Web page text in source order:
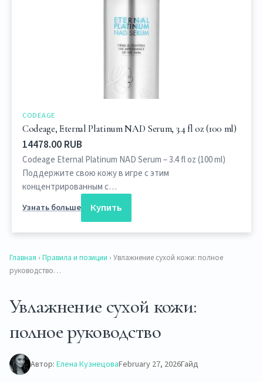
CODEAGE
Codeage, Eternal Platinum NAD Serum, 3.4 fl oz (100 ml)
14478.00 RUB
Codeage Eternal Platinum NAD Serum – 3.4 fl oz (100 ml)
Поддержите свою кожу в игре с этим
концентрированным с…
Узнать больше
Купить
Главная › Правила и позиции › Увлажнение сухой кожи: полное
руководство…
Увлажнение сухой кожи:
полное руководство
Автор: Елена КузнецоваFebruary 27, 2026Гайд